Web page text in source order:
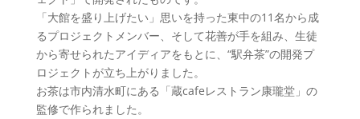
「大館を盛り上げたい」思いを持った東中の11名から成
るプロジェクトメンバー、そして花善が手を組み、生徒
から寄せられたアイディアをもとに、“駅弁茶”の開発プ
ロジェクトが立ち上がりました。
お茶は市内清水町にある「蔵cafeレストラン康瓏堂」の
監修で作られました。